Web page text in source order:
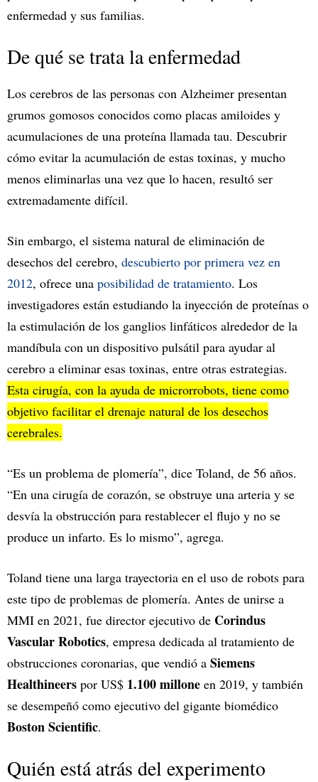
enfermedad y sus familias.
De qué se trata la enfermedad
Los cerebros de las personas con Alzheimer presentan
grumos gomosos conocidos como placas amiloides y
acumulaciones de una proteína llamada tau. Descubrir
cómo evitar la acumulación de estas toxinas, y mucho
menos eliminarlas una vez que lo hacen, resultó ser
extremadamente difícil.
Sin embargo, el sistema natural de eliminación de
desechos del cerebro, descubierto por primera vez en
2012, ofrece una posibilidad de tratamiento. Los
investigadores están estudiando la inyección de proteínas o
la estimulación de los ganglios linfáticos alrededor de la
mandíbula con un dispositivo pulsátil para ayudar al
cerebro a eliminar esas toxinas, entre otras estrategias.
Esta cirugía, con la ayuda de microrrobots, tiene como
objetivo facilitar el drenaje natural de los desechos
cerebrales.
“Es un problema de plomería”, dice Toland, de 56 años.
“En una cirugía de corazón, se obstruye una arteria y se
desvía la obstrucción para restablecer el flujo y no se
produce un infarto. Es lo mismo”, agrega.
Toland tiene una larga trayectoria en el uso de robots para
este tipo de problemas de plomería. Antes de unirse a
MMI en 2021, fue director ejecutivo de Corindus
Vascular Robotics, empresa dedicada al tratamiento de
obstrucciones coronarias, que vendió a Siemens
Healthineers por US$ 1.100 millone en 2019, y también
se desempeñó como ejecutivo del gigante biomédico
Boston Scientific.
Quién está atrás del experimento